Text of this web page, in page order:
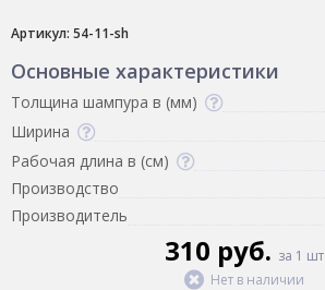
Артикул: 54-11-sh
Основные характеристики
Толщина шампура в (мм)
Ширина
Рабочая длина в (см)
Производство
Производитель
310 руб. за 1 шт
Нет в наличии